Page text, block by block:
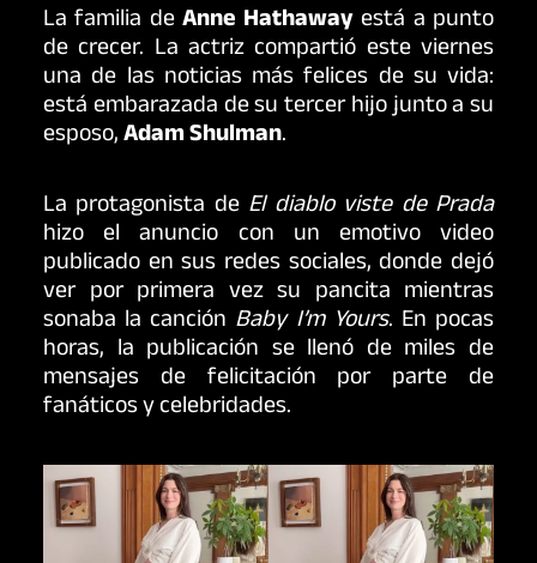
La familia deAnne Hathaway está a punto
de crecer. La actriz compartió este viernes
una de las noticias más felices de su vida:
está embarazada de su tercer hijo junto a su
esposo,Adam Shulman.
La protagonista de El diablo viste de Prada
hizo el anuncio con un emotivo video
publicado en sus redes sociales, donde dejó
ver por primera vez su pancita mientras
sonaba la canción Baby I’m Yours. En pocas
horas, la publicación se llenó de miles de
mensajes de felicitación por parte de
fanáticos y celebridades.